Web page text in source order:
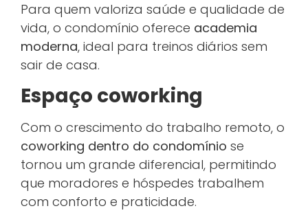
Para quem valoriza saúde e qualidade de
vida, o condomínio oferece academia
moderna, ideal para treinos diários sem
sair de casa.
Espaço coworking
Com o crescimento do trabalho remoto, o
coworking dentro do condomínio se
tornou um grande diferencial, permitindo
que moradores e hóspedes trabalhem
com conforto e praticidade.